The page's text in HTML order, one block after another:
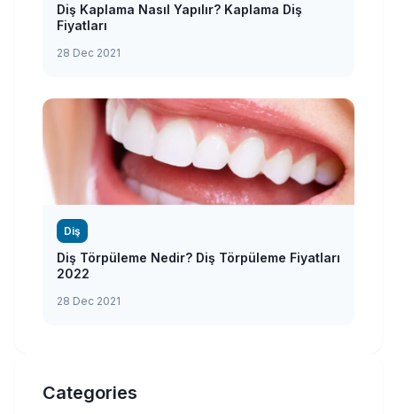
Diş Kaplama Nasıl Yapılır? Kaplama Diş
Fiyatları
28 Dec 2021
Diş
Diş Törpüleme Nedir? Diş Törpüleme Fiyatları
2022
28 Dec 2021
Categories